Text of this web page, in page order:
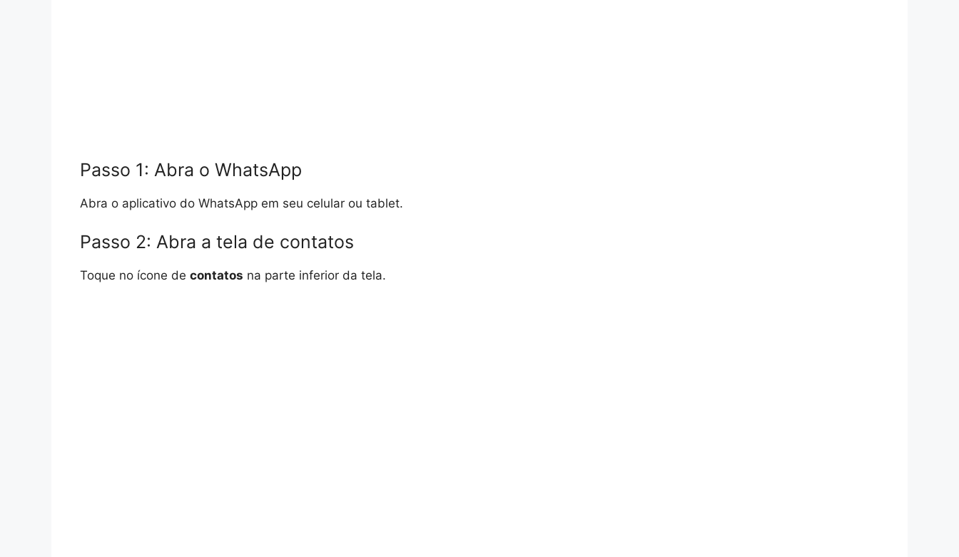
Passo 1: Abra o WhatsApp
Abra o aplicativo do WhatsApp em seu celular ou tablet.
Passo 2: Abra a tela de contatos
Toque no ícone de contatos na parte inferior da tela.